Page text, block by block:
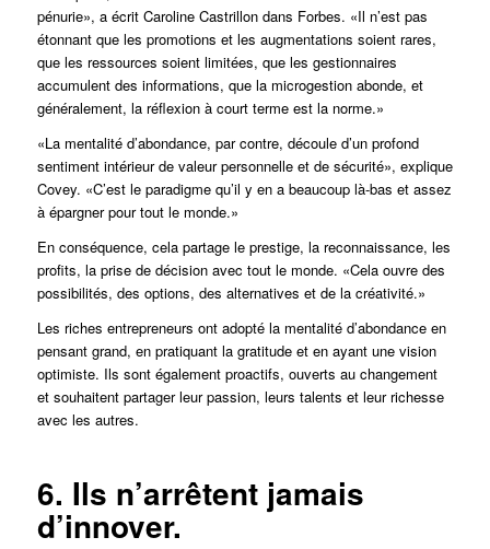
pénurie», a écrit Caroline Castrillon dans Forbes. «Il n’est pas
étonnant que les promotions et les augmentations soient rares,
que les ressources soient limitées, que les gestionnaires
accumulent des informations, que la microgestion abonde, et
généralement, la réflexion à court terme est la norme.»
«La mentalité d’abondance, par contre, découle d’un profond
sentiment intérieur de valeur personnelle et de sécurité», explique
Covey. «C’est le paradigme qu’il y en a beaucoup là-bas et assez
à épargner pour tout le monde.»
En conséquence, cela partage le prestige, la reconnaissance, les
profits, la prise de décision avec tout le monde. «Cela ouvre des
possibilités, des options, des alternatives et de la créativité.»
Les riches entrepreneurs ont adopté la mentalité d’abondance en
pensant grand, en pratiquant la gratitude et en ayant une vision
optimiste. Ils sont également proactifs, ouverts au changement
et souhaitent partager leur passion, leurs talents et leur richesse
avec les autres.
6. Ils n’arrêtent jamais
d’innover.